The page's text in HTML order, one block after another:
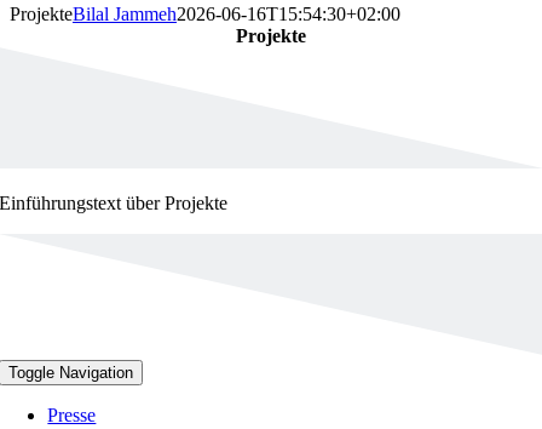
ProjekteBilal Jammeh2026-06-16T15:54:30+02:00
Projekte
Einführungstext über Projekte
Toggle Navigation
Presse